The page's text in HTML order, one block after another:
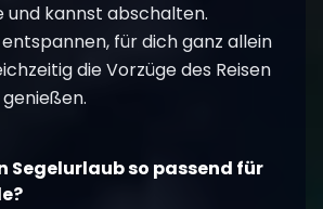
und kannst abschalten.
entspannen, für dich ganz allein
die Vorzüge des Reisen
Segelurlaub so passend für